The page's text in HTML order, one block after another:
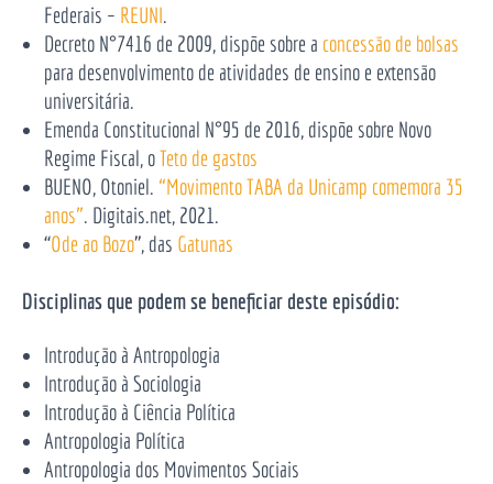
Federais – REUNI.
Decreto N°7416 de 2009, dispõe sobre a concessão de bolsas
para desenvolvimento de atividades de ensino e extensão
universitária.
Emenda Constitucional N°95 de 2016, dispõe sobre Novo
Regime Fiscal, oTeto de gastos
BUENO, Otoniel. “Movimento TABA da Unicamp comemora 35
anos”. Digitais.net, 2021.
‘‘Ode ao Bozo’’, das Gatunas
Disciplinas que podem se beneficiar deste episódio:
Introdução à Antropologia
Introdução à Sociologia
Introdução à Ciência Política
Antropologia Política
Antropologia dos Movimentos Sociais